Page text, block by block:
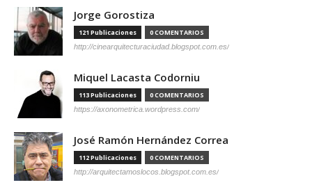
Jorge Gorostiza
121 Publicaciones 0 COMENTARIOS
http://cinearquitecturaciudad.blogspot.com.es/
Miquel Lacasta Codorniu
113 Publicaciones 0 COMENTARIOS
https://axonometrica.wordpress.com/
José Ramón Hernández Correa
112 Publicaciones 0 COMENTARIOS
http://arquitectamoslocos.blogspot.com.es/